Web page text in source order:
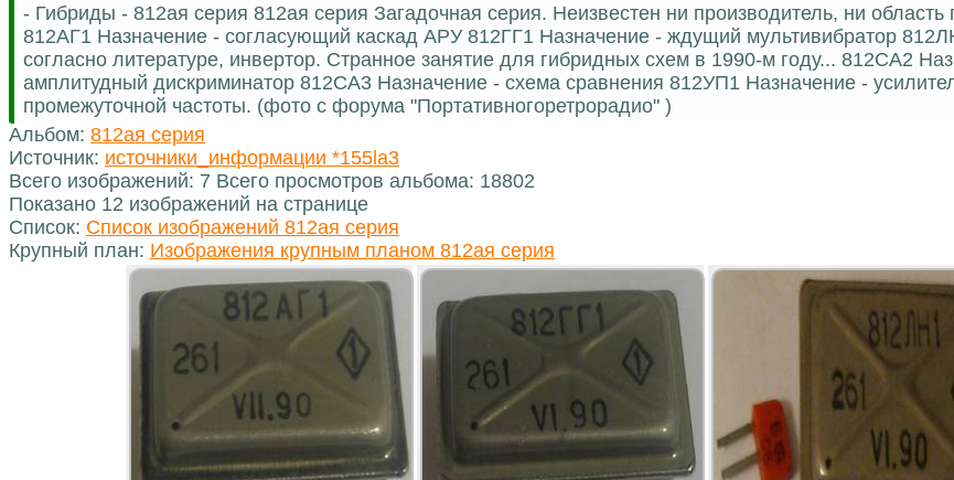
- Гибриды - 812ая серия 812ая серия Загадочная серия. Неизвестен ни производитель, ни область
812АГ1 Назначение - согласующий каскад АРУ 812ГГ1 Назначение - ждущий мультивибратор
согласно литературе, инвертор. Странное занятие для гибридных схем в 1990-м году... 812СА2
амплитудный дискриминатор 812СА3 Назначение - схема сравнения 812УП1 Назначение -
промежуточной частоты. (фото с форума "Портативногоретрорадио" )
Альбом: 812ая серия
Источник: источники_информации *155la3
Всего изображений: 7 Всего просмотров альбома: 18802
Показано 12 изображений на странице
Список: Список изображений 812ая серия
Крупный план: Изображения крупным планом 812ая серия